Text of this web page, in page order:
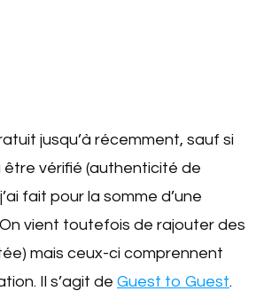
jusqu’à récemment, sauf si
être vérifié (authenticité de
fait pour la somme d’une
vient toutefois de rajouter des
mais ceux-ci comprennent
Il s’agit de Guest to Guest.